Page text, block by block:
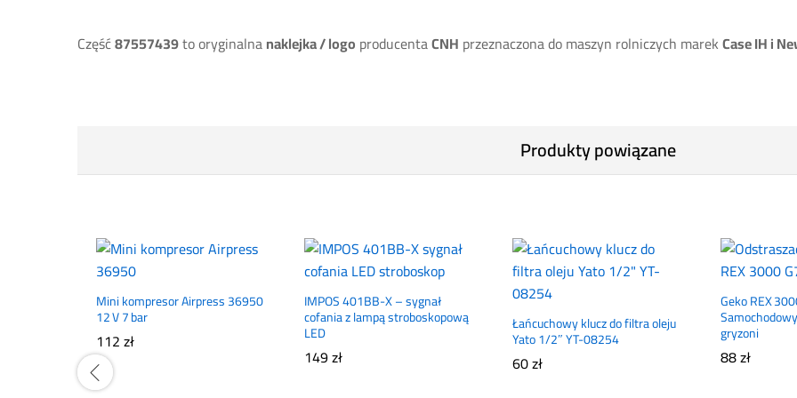
Część87557439to oryginalnanaklejka / logo producentaCNH przeznaczona do maszyn rolniczych marekCase IH i
Produkty powiązane
Mini kompresor Airpress 36950
12 V 7 bar
112zł
IMPOS 401BB-X – sygnał
cofania z lampą stroboskopową
LED
149zł
Łańcuchowy klucz do filtra oleju
Yato 1/2″ YT-08254
60zł
Geko REX
gryzoni
88zł